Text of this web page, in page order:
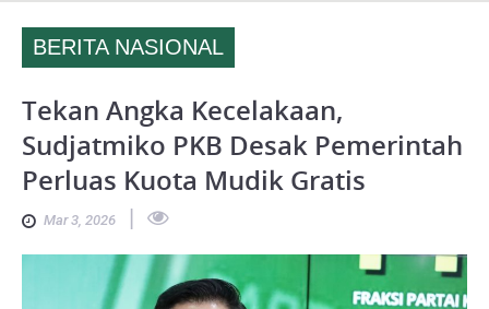
BERITA NASIONAL
Tekan Angka Kecelakaan,
Sudjatmiko PKB Desak Pemerintah
Perluas Kuota Mudik Gratis
Mar 3, 2026